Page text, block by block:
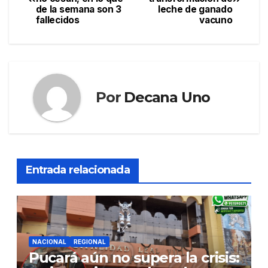
de
leche de ganado
vacuno
de la semana son 3
fallecidos
Por Decana Uno
Entrada relacionada
NACIONAL REGIONAL
Pucará aún no supera la crisis: